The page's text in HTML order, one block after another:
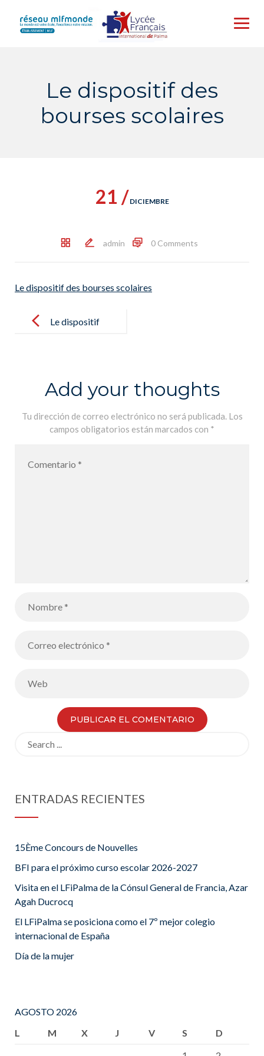
content
Le dispositif des
bourses scolaires
21 / DICIEMBRE
admin 0 Comments
Le dispositif des bourses scolaires
navigationLe dispositif
Add your thoughts
Tu dirección de correo electrónico no será publicada. Los
campos obligatorios están marcados con *
ENTRADAS RECIENTES
15Ème Concours de Nouvelles
BFI para el próximo curso escolar 2026-2027
Visita en el LFiPalma de la Cónsul General de Francia, Azar
Agah Ducrocq
El LFiPalma se posiciona como el 7º mejor colegio
internacional de España
Día de la mujer
AGOSTO 2026
L
M X J V S
D